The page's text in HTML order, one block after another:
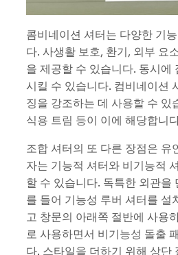
콤비네이션 셔터는 다양한 기
다. 사생활 보호, 환기, 외부 요
을 제공할 수 있습니다. 동시에
시킬 수 있습니다. 컴비네이션
징을 강조하는 데 사용할 수 있
식용 트림 등이 이에 해당합니
조합 셔터의 또 다른 장점은 유
자는 기능적 셔터와 비기능적
할 수 있습니다. 독특한 외관을
를 들어 기능성 루버 셔터를 설
고 창문의 아래쪽 절반에 사용
로 사용하면서 비기능성 돌출
다. 스타일을 더하기 위해 상단